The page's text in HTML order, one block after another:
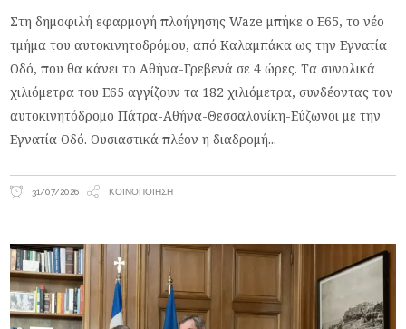
Στη δημοφιλή εφαρμογή πλοήγησης Waze μπήκε ο Ε65, το νέο
τμήμα του αυτοκινητοδρόμου, από Καλαμπάκα ως την Εγνατία
Οδό, που θα κάνει το Αθήνα-Γρεβενά σε 4 ώρες. Τα συνολικά
χιλιόμετρα του Ε65 αγγίζουν τα 182 χιλιόμετρα, συνδέοντας τον
αυτοκινητόδρομο Πάτρα-Αθήνα-Θεσσαλονίκη-Εύζωνοι με την
Εγνατία Οδό. Ουσιαστικά πλέον η διαδρομή
31/07/2026 ΚΟΙΝΟΠΟΊΗΣΗ